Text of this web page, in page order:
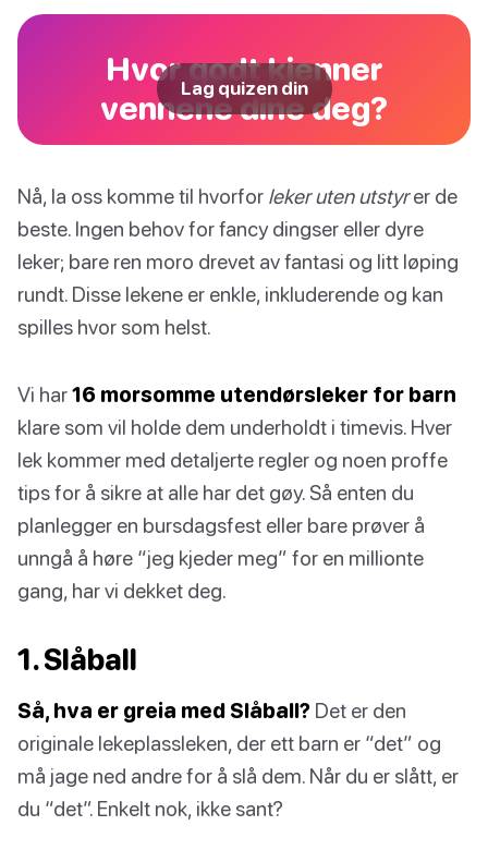
Hvor godt kjenner
vennene dine deg?
Lag quizen din
Nå, la oss komme til hvorfor leker uten utstyrer de
beste. Ingen behov for fancy dingser eller dyre
leker; bare ren moro drevet av fantasi og litt løping
rundt. Disse lekene er enkle, inkluderende og kan
spilles hvor som helst.
Vi har16 morsomme utendørsleker for barn
klare som vil holde dem underholdt i timevis. Hver
lek kommer med detaljerte regler og noen proffe
tips for å sikre at alle har det gøy. Så enten du
planlegger en bursdagsfest eller bare prøver å
unngå å høre “jeg kjeder meg” for en millionte
gang, har vi dekket deg.
1. Slåball
Så, hva er greia med Slåball? Det er den
originale lekeplassleken, der ett barn er “det” og
må jage ned andre for å slå dem. Når du er slått, er
du “det”. Enkelt nok, ikke sant?